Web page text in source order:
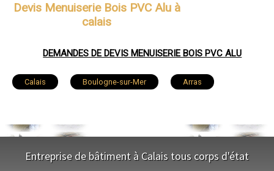
Devis Menuiserie Bois PVC Alu à
calais
DEMANDES DE DEVIS MENUISERIE BOIS PVC ALU
Calais Boulogne-sur-Mer Arras
Hénin-Beaumont Bruay-la-Buissière Avion
Entreprise de bâtiment à Calais tous corps d'état